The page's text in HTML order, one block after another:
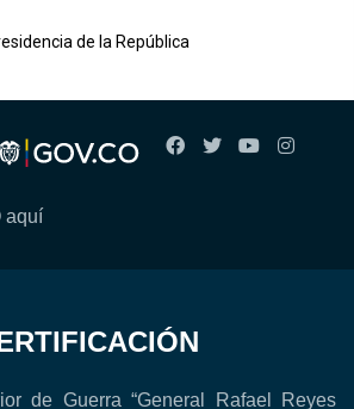
de la República
aquí
de Guerra “General Rafael Reyes